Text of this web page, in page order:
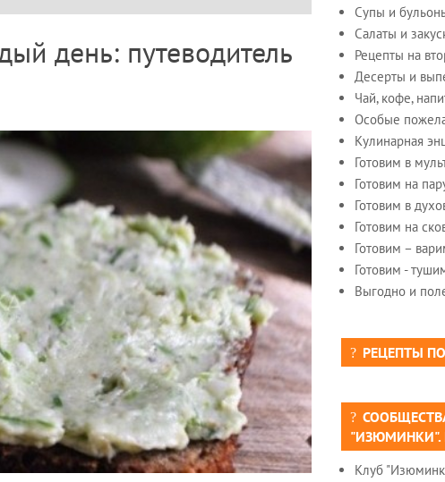
день: путеводитель
Супы и
Салаты и
Рецепты на
Десерты и
Чай, кофе,
Особые
Кулинарная
Готовим в
Готовим на
Готовим в
Готовим на
Готовим –
Готовим -
Выгодно и
РЕЦЕПТЫ
"ИЗЮМИНКИ".
Клуб